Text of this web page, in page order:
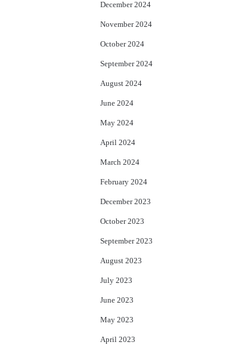
December 2024
November 2024
October 2024
September 2024
August 2024
June 2024
May 2024
April 2024
March 2024
February 2024
December 2023
October 2023
September 2023
August 2023
July 2023
June 2023
May 2023
April 2023